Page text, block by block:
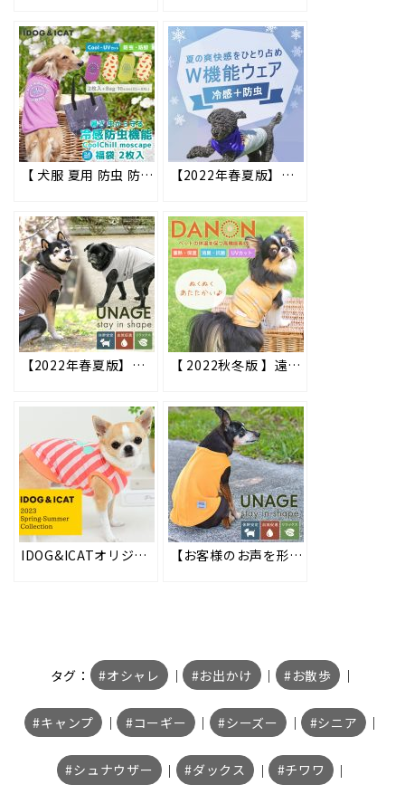
【 犬服 夏用 防虫 防蚊 ひんやり 冷感 暑さ対策 】iDogの防虫機能とひんやり快適機能を気軽にお試し！ MOSCAPE（モスケイプ）&COOL Chill（クールチル） お試し福袋 2枚入り好評販売中!! #194 【2022年春夏版】夏のお散歩も安心！防虫・防蚊とひんやり涼感のダブル機能のペット用ウェア「MOSCAPE+COOL（モスケイプクール）」 #195
【2022年春夏版】シニア期や病気のペットが快適に過ごせるように開発した新しい機能性ペット用ウェア「UNAGE（アンエイジ）」 #165 【 2022秋冬版 】遠赤外線効果でペットの体温を保つ高機能素材ペット用ウェア「DANON(ダンオン)」
IDOG&ICATオリジナルの春夏新作ドッグウェアを2023年2月2日より順次販売開始！愛犬の着心地を優先した高品質の犬用お洋服。防虫機能やひんやり効果などの機能ウェアも充実！ 【お客様のお声を形に】大人気 UNAGE ウェルネスウェアがより使いやすくリニューアル #iDogウェルネスウェア #190
タグ： オシャレ ｜ お出かけ ｜ お散歩 ｜
キャンプ ｜ コーギー ｜ シーズー ｜ シニア ｜
シュナウザー ｜ ダックス ｜ チワワ ｜